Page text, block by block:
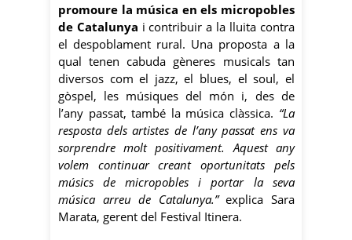
promoure la música en els micropobles
de Catalunya i contribuir a la lluita contra
el despoblament rural. Una proposta a la
qual tenen cabuda gèneres musicals tan
diversos com el jazz, el blues, el soul, el
gòspel, les músiques del món i, des de
l’any passat, també la música clàssica. “La
resposta dels artistes de l’any passat ens va
sorprendre molt positivament. Aquest any
volem continuar creant oportunitats pels
músics de micropobles i portar la seva
música arreu de Catalunya.”explica Sara
Marata, gerent del Festival Itinera.